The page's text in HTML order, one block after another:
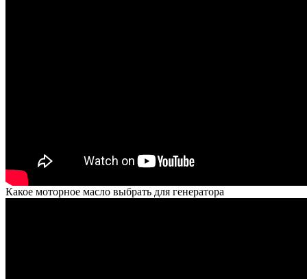
Какое моторное масло выбрать для генератора